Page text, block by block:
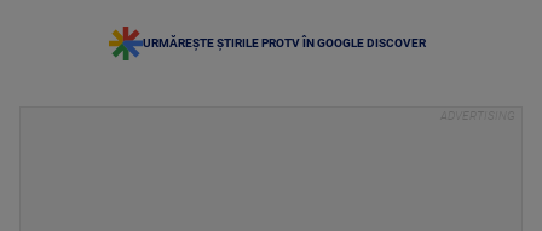
URMĂREȘTE ȘTIRILE PROTV ÎN GOOGLE DISCOVER